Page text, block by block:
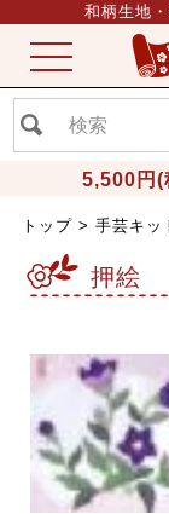
和柄生地
5,500円(
ME
NU
トップ 手芸キッ
押絵